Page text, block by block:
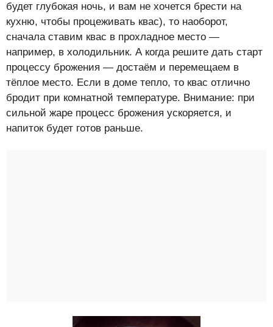
будет глубокая ночь, и вам не хочется брести на
кухню, чтобы процеживать квас), то наоборот,
сначала ставим квас в прохладное место —
например, в холодильник. А когда решите дать старт
процессу брожения — достаём и перемещаем в
тёплое место. Если в доме тепло, то квас отлично
бродит при комнатной температуре. Внимание: при
сильной жаре процесс брожения ускоряется, и
напиток будет готов раньше.